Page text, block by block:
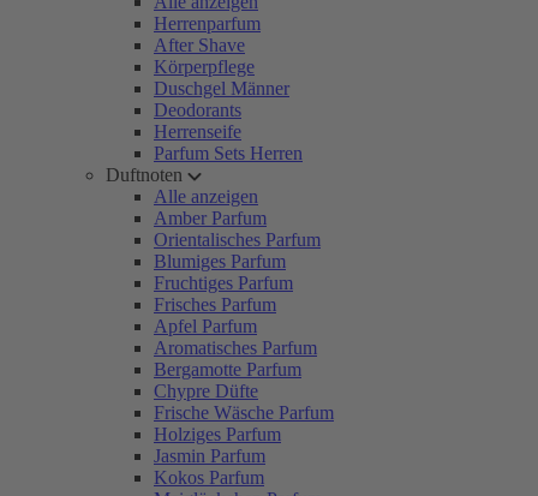
Herrenparfum
After Shave
Körperpflege
Duschgel Männer
Deodorants
Herrenseife
Parfum Sets Herren
Duftnoten
Alle anzeigen
Amber Parfum
Orientalisches Parfum
Blumiges Parfum
Fruchtiges Parfum
Frisches Parfum
Apfel Parfum
Aromatisches Parfum
Bergamotte Parfum
Chypre Düfte
Frische Wäsche Parfum
Holziges Parfum
Jasmin Parfum
Kokos Parfum